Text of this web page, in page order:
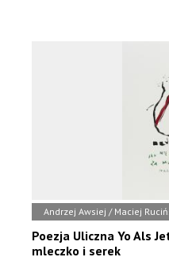
Andrzej Awsiej / Maciej
Poezja Uliczna Yo Als
mleczko i serek